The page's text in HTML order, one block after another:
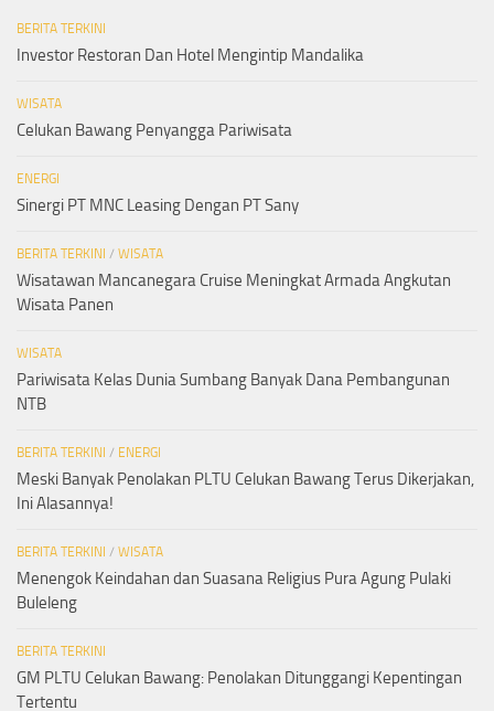
BERITA TERKINI
Investor Restoran Dan Hotel Mengintip Mandalika
WISATA
Celukan Bawang Penyangga Pariwisata
ENERGI
Sinergi PT MNC Leasing Dengan PT Sany
BERITA TERKINI / WISATA
Wisatawan Mancanegara Cruise Meningkat Armada Angkutan
Wisata Panen
WISATA
Pariwisata Kelas Dunia Sumbang Banyak Dana Pembangunan
NTB
BERITA TERKINI / ENERGI
Meski Banyak Penolakan PLTU Celukan Bawang Terus Dikerjakan,
Ini Alasannya!
BERITA TERKINI / WISATA
Menengok Keindahan dan Suasana Religius Pura Agung Pulaki
Buleleng
BERITA TERKINI
GM PLTU Celukan Bawang: Penolakan Ditunggangi Kepentingan
Tertentu